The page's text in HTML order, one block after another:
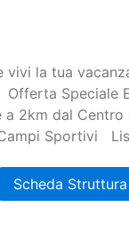
la tua
Speciale
2km dal
Sportivi
Scheda Struttura